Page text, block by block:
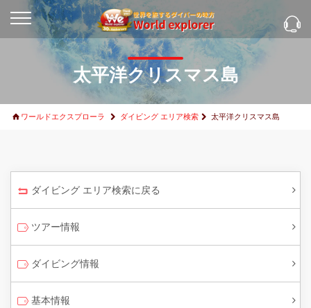
太平洋クリスマス島
ワールドエクスプローラ ダイビング エリア検索 太平洋クリスマス島
ダイビング エリア検索に戻る
ツアー情報
ダイビング情報
基本情報